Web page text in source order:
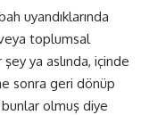
uyandıklarında
toplumsal
ya aslında, içinde
sonra geri dönüp
bunlar olmuş diye